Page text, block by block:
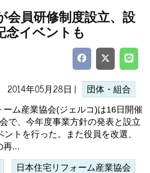
会員研修制度設立、設
念イベントも
2014年05月28日 | 団体・組合
ーム産業協会(ジェルコ)は16日開催
で、今年度事業方針の発表と設立
トを行った。また役員を改選、
再...
日本住宅リフォーム産業協会